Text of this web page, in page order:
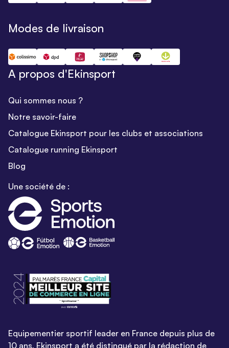
Modes de livraison
A propos d'Ekinsport
Qui sommes nous ?
Notre savoir-faire
Catalogue Ekinsport pour les clubs et associations
Catalogue running Ekinsport
Blog
Une société de :
Equipementier sportif leader en France depuis plus de
10 ans, Ekinsport a été distingué par la rédaction de